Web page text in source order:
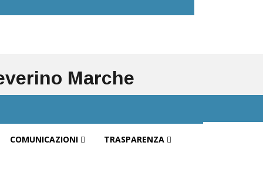
Marche
COMUNICAZIONI TRASPARENZA